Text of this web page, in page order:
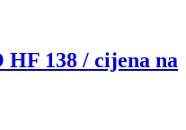
138 / cijena na